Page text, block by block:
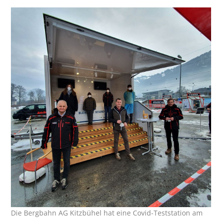
Die Bergbahn AG Kitzbühel hat eine Covid-Teststation am